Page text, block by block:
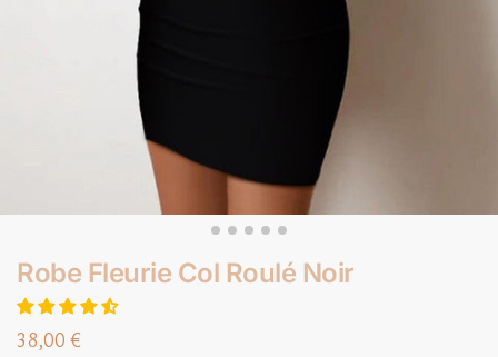
Robe Fleurie Col Roulé Noir
38,00 €